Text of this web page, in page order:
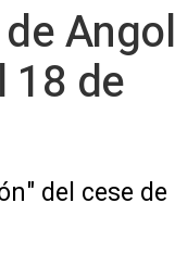
18 de
del cese de